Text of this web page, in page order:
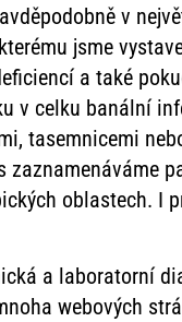
v
jsme
a také
v celku banální
tasemnicemi
zaznamenáváme
oblastech. I
a laboratorní
webových